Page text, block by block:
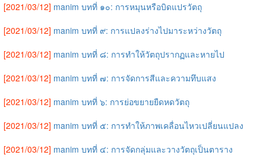
[2021/03/12] manim บทที่ ๑๐: การหมุนหรือบิดแปรวัตถุ
[2021/03/12] manim บทที่ ๙: การแปลงร่างไปมาระหว่างวัตถุ
[2021/03/12] manim บทที่ ๘: การทำให้วัตถุปรากฏและหายไป
[2021/03/12] manim บทที่ ๗: การจัดการสีและความทึบแสง
[2021/03/12] manim บทที่ ๖: การย่อขยายยืดหดวัตถุ
[2021/03/12] manim บทที่ ๕: การทำให้ภาพเคลื่อนไหวเปลี่ยนแปลง
[2021/03/12] manim บทที่ ๔: การจัดกลุ่มและวางวัตถุเป็นตาราง